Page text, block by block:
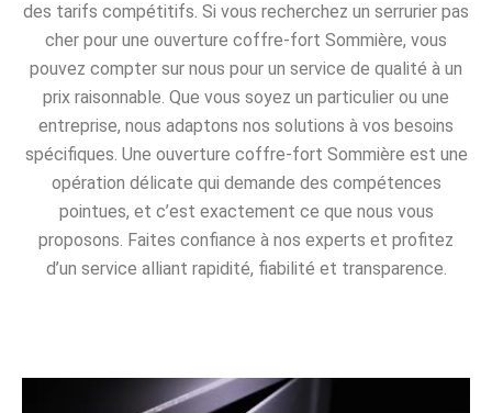
des tarifs compétitifs. Si vous recherchez un serrurier pas
cher pour une ouverture coffre-fort Sommière, vous
pouvez compter sur nous pour un service de qualité à un
prix raisonnable. Que vous soyez un particulier ou une
entreprise, nous adaptons nos solutions à vos besoins
spécifiques. Une ouverture coffre-fort Sommière est une
opération délicate qui demande des compétences
pointues, et c’est exactement ce que nous vous
proposons. Faites confiance à nos experts et profitez
d’un service alliant rapidité, fiabilité et transparence.